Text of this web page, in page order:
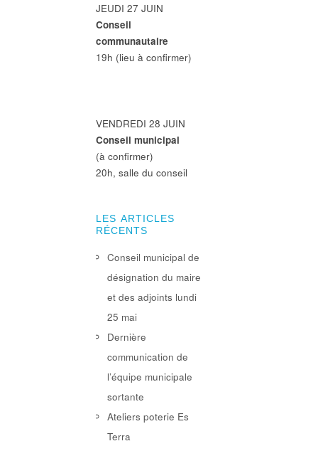
JEUDI 27 JUIN
Conseil
communautaire
19h (lieu à confirmer)
VENDREDI 28 JUIN
Conseil municipal
(à confirmer)
20h, salle du conseil
LES ARTICLES
RÉCENTS
Conseil municipal de
désignation du maire
et des adjoints lundi
25 mai
Dernière
communication de
l’équipe municipale
sortante
Ateliers poterie Es
Terra